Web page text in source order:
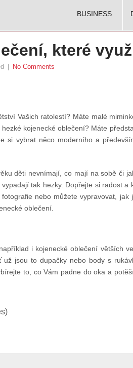
BUSINESS
které
No Comments
Vašich ratolestí? Máte malé
kojenecké oblečení? Máte
si vybrat něco moderního a
děti nevnímají, co mají na sobě či
tak hezky. Dopřejte si radost a
nebo můžete vypravovat, jak
oblečení.
i kojenecké oblečení větších
už jsou to dupačky nebo body s
to, co Vám padne do oka a